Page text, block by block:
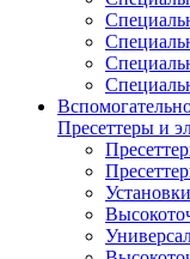
Пресеттеры и